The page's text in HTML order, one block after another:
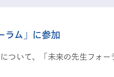
ラム」に参加
ついて、「未来の先生フォ